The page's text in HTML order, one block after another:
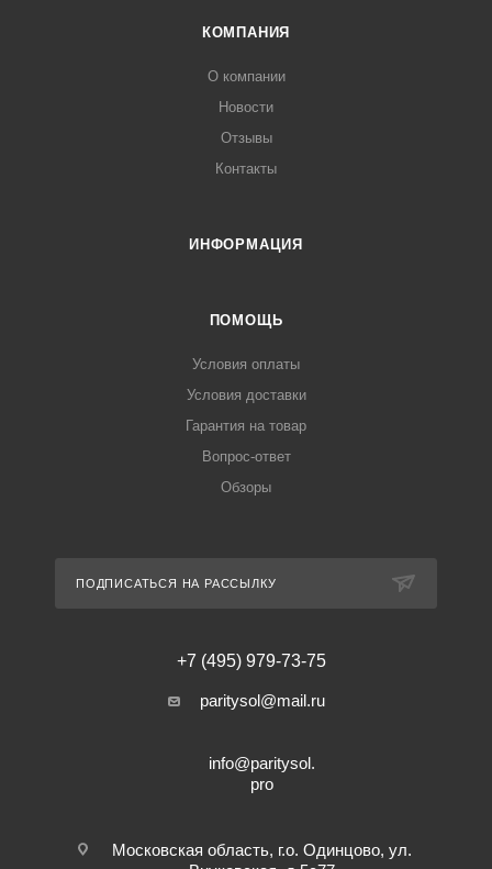
КОМПАНИЯ
О компании
Новости
Отзывы
Контакты
ИНФОРМАЦИЯ
ПОМОЩЬ
Условия оплаты
Условия доставки
Гарантия на товар
Вопрос-ответ
Обзоры
ПОДПИСАТЬСЯ НА РАССЫЛКУ
+7 (495) 979-73-75
paritysol@mail.ru
info@paritysol.
pro
Московская область, г.о. Одинцово, ул.